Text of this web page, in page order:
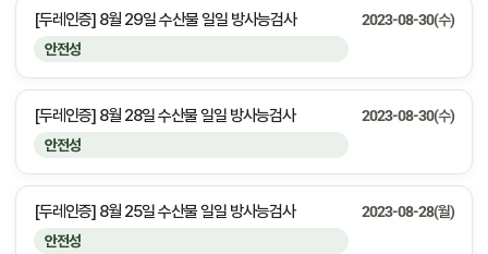
안전성
[두레인증] 8월 29일 수산물 일일 방사능검사 2023-08-30(수)
안전성
[두레인증] 8월 28일 수산물 일일 방사능검사 2023-08-30(수)
안전성
[두레인증] 8월 25일 수산물 일일 방사능검사 2023-08-28(월)